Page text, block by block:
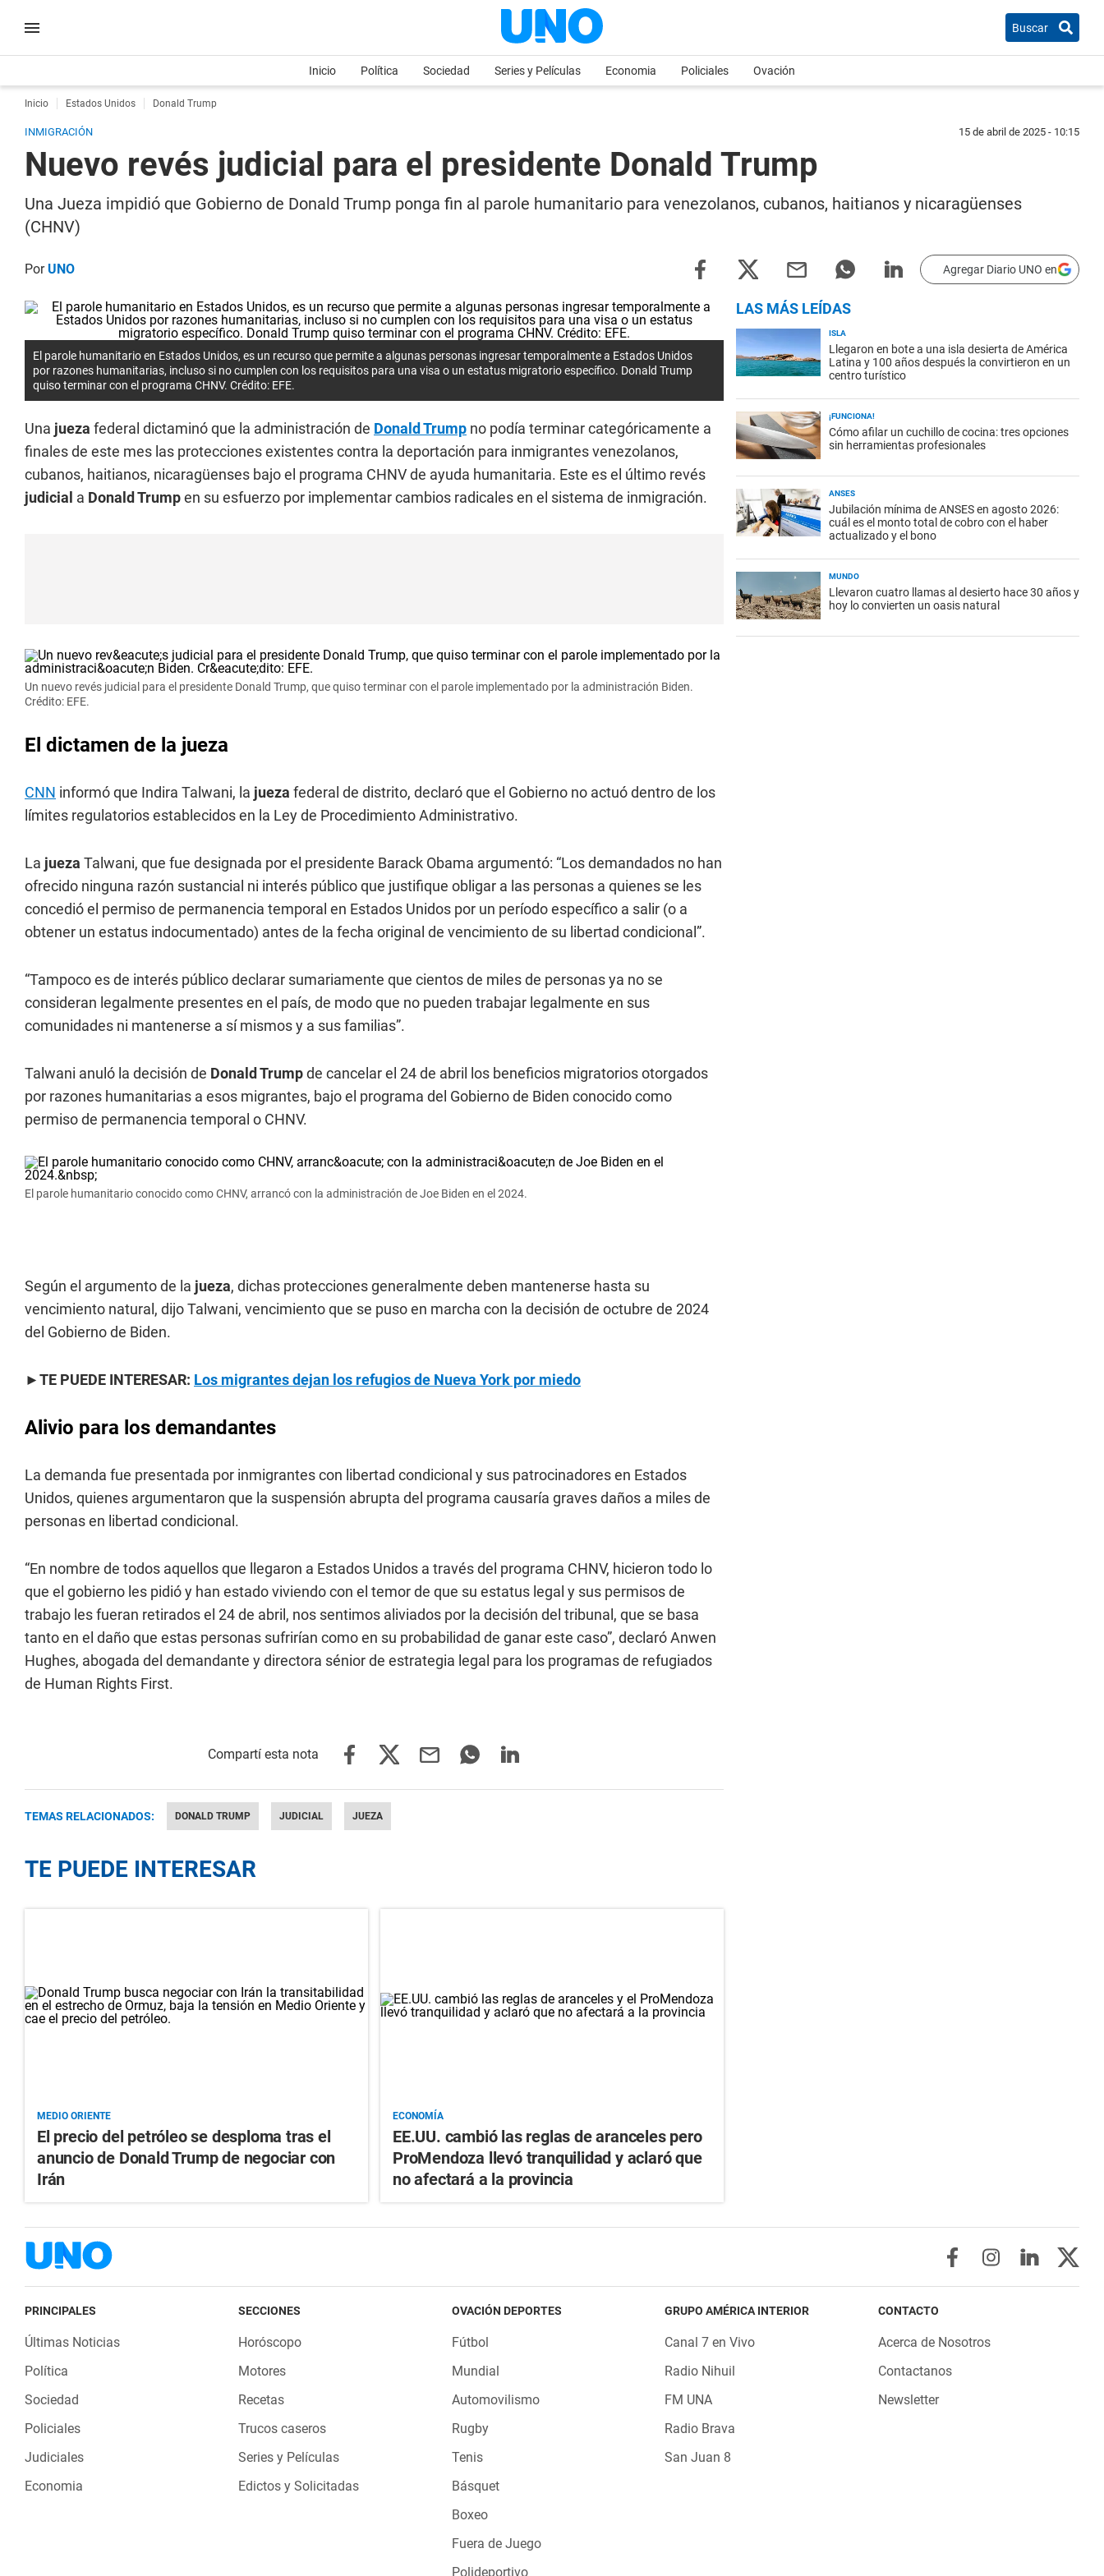
Buscar
Inicio Política Sociedad Series y Películas Economia Policiales Ovación
Inicio Estados Unidos Donald Trump
INMIGRACIÓN 15 de abril de 2025 - 10:15
Nuevo revés judicial para el presidente Donald Trump
Una Jueza impidió que Gobierno de Donald Trump ponga fin al parole humanitario para venezolanos, cubanos, haitianos y nicaragüenses
(CHNV)
PorUNO Agregar Diario UNO en
El parole humanitario en Estados Unidos, es un recurso que permite a algunas personas ingresar temporalmente a Estados Unidos
por razones humanitarias, incluso si no cumplen con los requisitos para una visa o un estatus migratorio específico. Donald Trump
quiso terminar con el programa CHNV. Crédito: EFE.
Una jueza federal dictaminó que la administración de Donald Trump no podía terminar categóricamente a
finales de este mes las protecciones existentes contra la deportación para inmigrantes venezolanos,
cubanos, haitianos, nicaragüenses bajo el programa CHNV de ayuda humanitaria. Este es el último revés
judicial a Donald Trumpen su esfuerzo por implementar cambios radicales en el sistema de inmigración.
Un nuevo revés judicial para el presidente Donald Trump, que quiso terminar con el parole implementado por la administración Biden.
Crédito: EFE.
El dictamen de la jueza
CNN informó que Indira Talwani, la jueza federal de distrito, declaró que el Gobierno no actuó dentro de los
límites regulatorios establecidos en la Ley de Procedimiento Administrativo.
La jueza Talwani, que fue designada por el presidente Barack Obama argumentó: “Los demandados no han
ofrecido ninguna razón sustancial ni interés público que justifique obligar a las personas a quienes se les
concedió el permiso de permanencia temporal en Estados Unidos por un período específico a salir (o a
obtener un estatus indocumentado) antes de la fecha original de vencimiento de su libertad condicional”.
“Tampoco es de interés público declarar sumariamente que cientos de miles de personas ya no se
consideran legalmente presentes en el país, de modo que no pueden trabajar legalmente en sus
comunidades ni mantenerse a sí mismos y a sus familias”.
Talwani anuló la decisión de Donald Trumpde cancelar el 24 de abril los beneficios migratorios otorgados
por razones humanitarias a esos migrantes, bajo el programa del Gobierno de Biden conocido como
permiso de permanencia temporal o CHNV.
El parole humanitario conocido como CHNV, arrancó con la administración de Joe Biden en el 2024.
Según el argumento de la jueza, dichas protecciones generalmente deben mantenerse hasta su
vencimiento natural, dijo Talwani, vencimiento que se puso en marcha con la decisión de octubre de 2024
del Gobierno de Biden.
►TE PUEDE INTERESAR: Los migrantes dejan los refugios de Nueva York por miedo
Alivio para los demandantes
La demanda fue presentada por inmigrantes con libertad condicional y sus patrocinadores en Estados
Unidos, quienes argumentaron que la suspensión abrupta del programa causaría graves daños a miles de
personas en libertad condicional.
“En nombre de todos aquellos que llegaron a Estados Unidos a través del programa CHNV, hicieron todo lo
que el gobierno les pidió y han estado viviendo con el temor de que su estatus legal y sus permisos de
trabajo les fueran retirados el 24 de abril, nos sentimos aliviados por la decisión del tribunal, que se basa
tanto en el daño que estas personas sufrirían como en su probabilidad de ganar este caso”, declaró Anwen
Hughes, abogada del demandante y directora sénior de estrategia legal para los programas de refugiados
de Human Rights First.
TEMAS RELACIONADOS: DONALD TRUMP JUDICIAL JUEZA
LAS MÁS LEÍDAS
ISLA
Llegaron en bote a una isla desierta de América
Latina y 100 años después la convirtieron en un
centro turístico
¡FUNCIONA!
Cómo afilar un cuchillo de cocina: tres opciones
sin herramientas profesionales
ANSES
Jubilación mínima de ANSES en agosto 2026:
cuál es el monto total de cobro con el haber
actualizado y el bono
MUNDO
Llevaron cuatro llamas al desierto hace 30 años y
hoy lo convierten un oasis natural
TE PUEDE INTERESAR
MEDIO ORIENTE
El precio del petróleo se desploma tras el
anuncio de Donald Trump de negociar con
Irán
ECONOMÍA
EE.UU. cambió las reglas de aranceles pero
ProMendoza llevó tranquilidad y aclaró que
no afectará a la provincia
PRINCIPALES
Últimas Noticias
Política
Sociedad
Policiales
Judiciales
Economia
SECCIONES
Horóscopo
Motores
Recetas
Trucos caseros
Series y Películas
Edictos y Solicitadas
OVACIÓN DEPORTES
Fútbol
Mundial
Automovilismo
Rugby
Tenis
Básquet
Boxeo
Fuera de Juego
Polideportivo
GRUPO AMÉRICA INTERIOR
Canal 7 en Vivo
Radio Nihuil
FM UNA
Radio Brava
San Juan 8
CONTACTO
Acerca de Nosotros
Contactanos
Newsletter